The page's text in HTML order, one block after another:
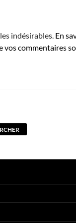
indésirables. En
vos commentaires